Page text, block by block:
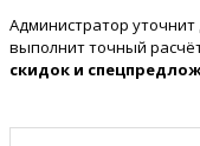
Администратор
выполнит точный
скидок и